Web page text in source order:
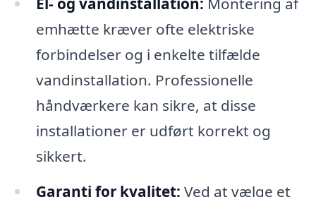
emhætte kræver ofte elektriske
forbindelser og i enkelte tilfælde
vandinstallation. Professionelle
håndværkere kan sikre, at disse
installationer er udført korrekt og
sikkert.
Garanti for kvalitet: Ved at vælge et